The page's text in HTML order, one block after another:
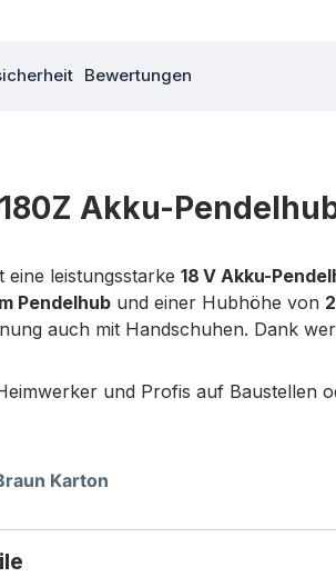
Bewertungen
Akku-
eine leistungsstarke 18 V Akku-
Pendelhub und einer Hubhöhe von
auch mit Handschuhen. Dank
und Profis auf Baustellen
Karton